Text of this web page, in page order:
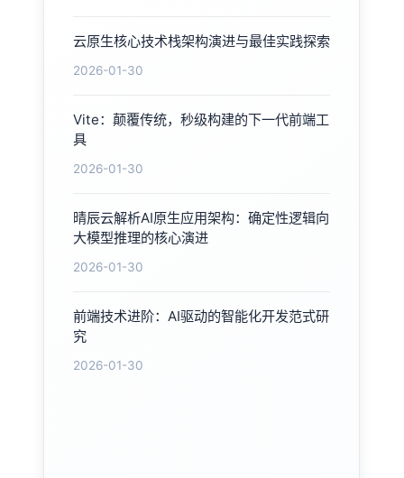
云原生核心技术栈架构演进与最佳实践探索
2026-01-30
Vite：颠覆传统，秒级构建的下一代前端工
具
2026-01-30
晴辰云解析AI原生应用架构：确定性逻辑向
大模型推理的核心演进
2026-01-30
前端技术进阶：AI驱动的智能化开发范式研
究
2026-01-30